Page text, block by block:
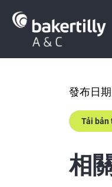
發布日
Tải bản
相